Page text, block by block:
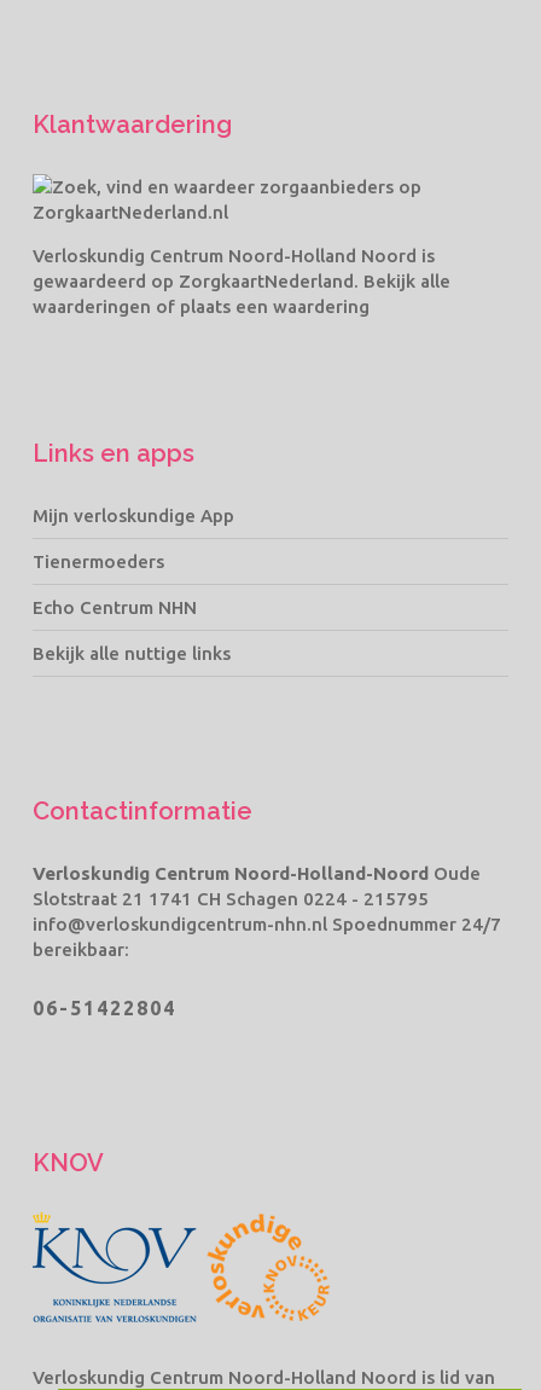
Klantwaardering
Verloskundig Centrum Noord-Holland Noord is
gewaardeerd op ZorgkaartNederland. Bekijk alle
waarderingen of plaats een waardering
Links en apps
Mijn verloskundige App
Tienermoeders
Echo Centrum NHN
Bekijk alle nuttige links
Contactinformatie
Verloskundig Centrum Noord-Holland-Noord Oude
Slotstraat 21 1741 CH Schagen 0224 - 215795
info@verloskundigcentrum-nhn.nlSpoednummer 24/7
bereikbaar:
06-51422804
KNOV
Verloskundig Centrum Noord-Holland Noord is lid van